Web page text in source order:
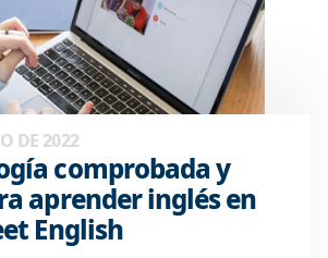
DE 2022
comprobada y
aprender inglés en
English